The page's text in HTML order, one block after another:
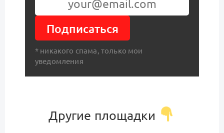
Подписаться
* никакого спама, только мои
уведомления
Другие площадки